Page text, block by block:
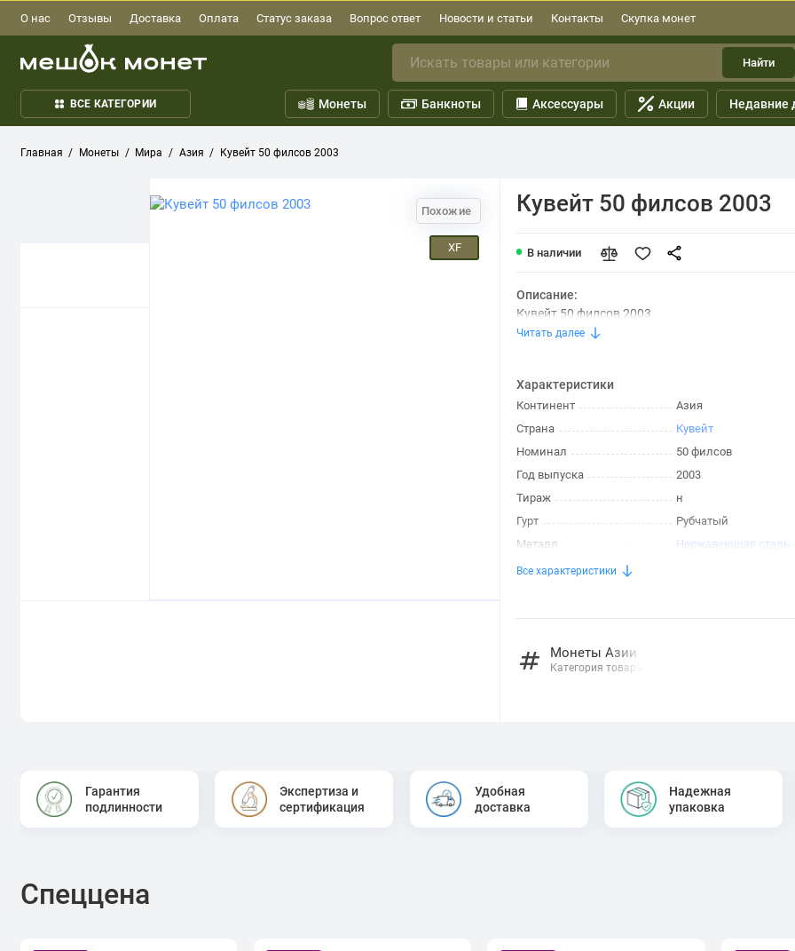
О нас Отзывы Доставка Оплата Статус заказа Вопрос ответ Новости и статьи Контакты Скупка монет
Найти
ВСЕ КАТЕГОРИИ Монеты Банкноты Аксессуары Акции Недавние
Главная Монеты Мира Азия Кувейт 50 филсов 2003
Похожие
XF
Кувейт 50 филсов 2003
В наличии
Описание:
Кувейт 50 филсов 2003
Читать далее
Характеристики
Континент
Азия
Страна
Кувейт
Номинал
50 филсов
Год выпуска
2003
Тираж
н
Гурт
Рубчатый
Металл
Нержавеющая сталь
Все характеристики
Монеты Азии
Категория товара
Гарантия
подлинности
Экспертиза и
сертификация
Удобная
доставка
Надежная
упаковка
Спеццена